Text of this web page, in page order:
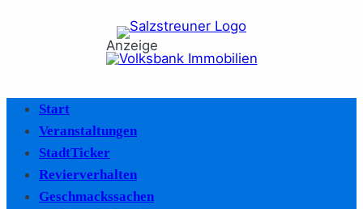
Anzeige
Start
Veranstaltungen
StadtTicker
Revierverhalten
Geschmackssachen